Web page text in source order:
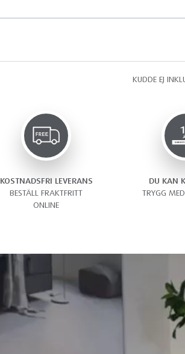
KUDDE EJ
KOSTNADSFRI LEVERANS
BESTÄLL FRAKTFRITT
ONLINE
DU KAN
TRYGG